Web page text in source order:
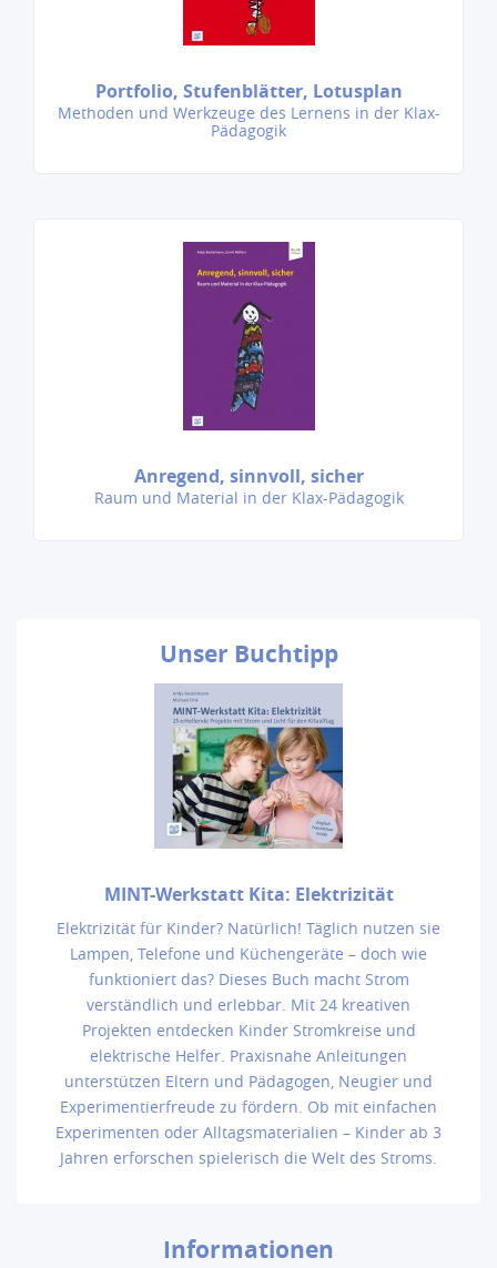
Portfolio, Stufenblätter, Lotusplan
Methoden und Werkzeuge des Lernens in der Klax-
Pädagogik
Anregend, sinnvoll, sicher
Raum und Material in der Klax-Pädagogik
Unser Buchtipp
MINT-Werkstatt Kita: Elektrizität
Elektrizität für Kinder? Natürlich! Täglich nutzen sie
Lampen, Telefone und Küchengeräte – doch wie
funktioniert das? Dieses Buch macht Strom
verständlich und erlebbar. Mit 24 kreativen
Projekten entdecken Kinder Stromkreise und
elektrische Helfer. Praxisnahe Anleitungen
unterstützen Eltern und Pädagogen, Neugier und
Experimentierfreude zu fördern. Ob mit einfachen
Experimenten oder Alltagsmaterialien – Kinder ab 3
Jahren erforschen spielerisch die Welt des Stroms.
Informationen